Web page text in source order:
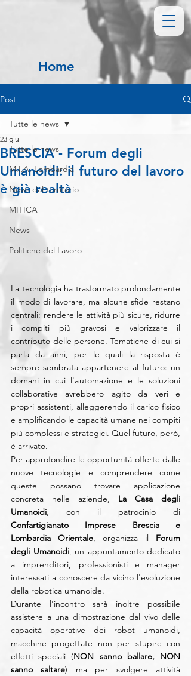
Home
Post
Tutte le news
M.I.A. Lombardia
News dal territorio
MITICA
News
Politiche del Lavoro
Tutte le news
BRESCIA - Forum degli
Umanoidi: il futuro del lavoro
è già realtà
23 giu
La tecnologia ha trasformato profondamente
il modo di lavorare, ma alcune sfide restano
centrali: rendere le attività più sicure, ridurre
i compiti più gravosi e valorizzare il
contributo delle persone. Tematiche di cui si
parla da anni, per le quali la risposta è
sempre sembrata appartenere al futuro: un
domani in cui l'automazione e le soluzioni
collaborative avrebbero agito da veri e
propri assistenti, alleggerendo il carico fisico
e amplificando le capacità umane nei compiti
più complessi e strategici. Quel futuro, però,
è arrivato.
Per approfondire le opportunità offerte dalle
nuove tecnologie e comprendere come
queste possano trovare applicazione
concreta nelle aziende, La Casa degli
Umanoidi
Confartigianato Imprese Brescia e
Lombardia Orientale, organizza il Forum
degli Umanoidi, un appuntamento dedicato
a imprenditori, professionisti e manager
interessati a conoscere da vicino l'evoluzione
della robotica umanoide.
Durante l'incontro sarà inoltre possibile
assistere a una dimostrazione dal vivo delle
capacità operative dei robot umanoidi,
macchine progettate non per stupire con
effetti speciali (NON sanno ballare, NON
sanno saltare) ma per svolgere attività